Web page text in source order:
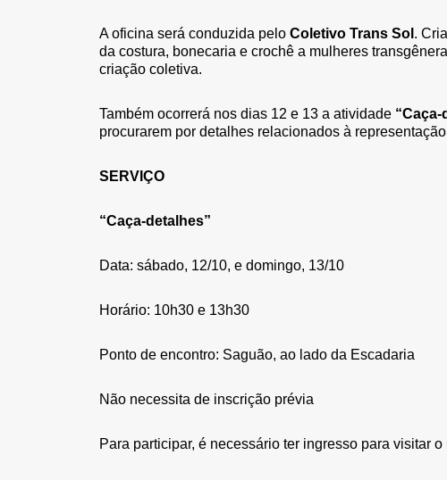
A oficina será conduzida pelo Coletivo Trans Sol .
da costura, bonecaria e crochê a mulheres
criação coletiva.
Também ocorrerá nos dias 12 e 13 a atividade“Caça-
procurarem por detalhes relacionados à
SERVIÇO
“Caça-detalhes”
Data: sábado, 12/10, e domingo, 13/10
Horário: 10h30 e 13h30
Ponto de encontro: Saguão, ao lado da Escadaria
Não necessita de inscrição prévia
Para participar, é necessário ter ingresso para visitar o